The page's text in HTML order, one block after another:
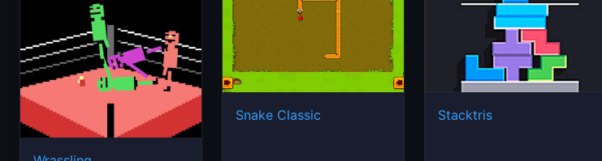
Snake Classic Stacktris